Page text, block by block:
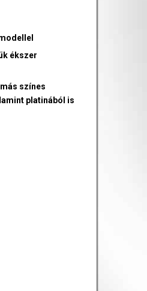
ékszer
színes
platinából is